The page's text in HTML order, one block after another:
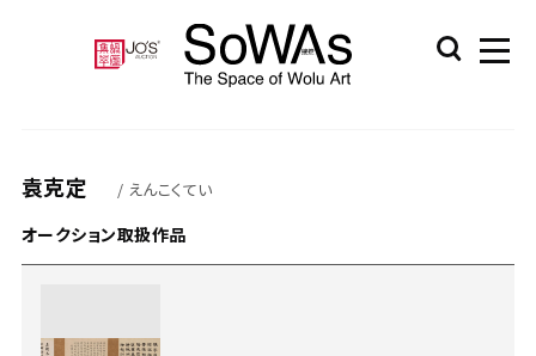
袁克定 / えんこくてい
オークション取扱作品